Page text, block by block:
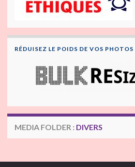
RÉDUISEZ LE POIDS DE VOS
MEDIA FOLDER : DIVERS